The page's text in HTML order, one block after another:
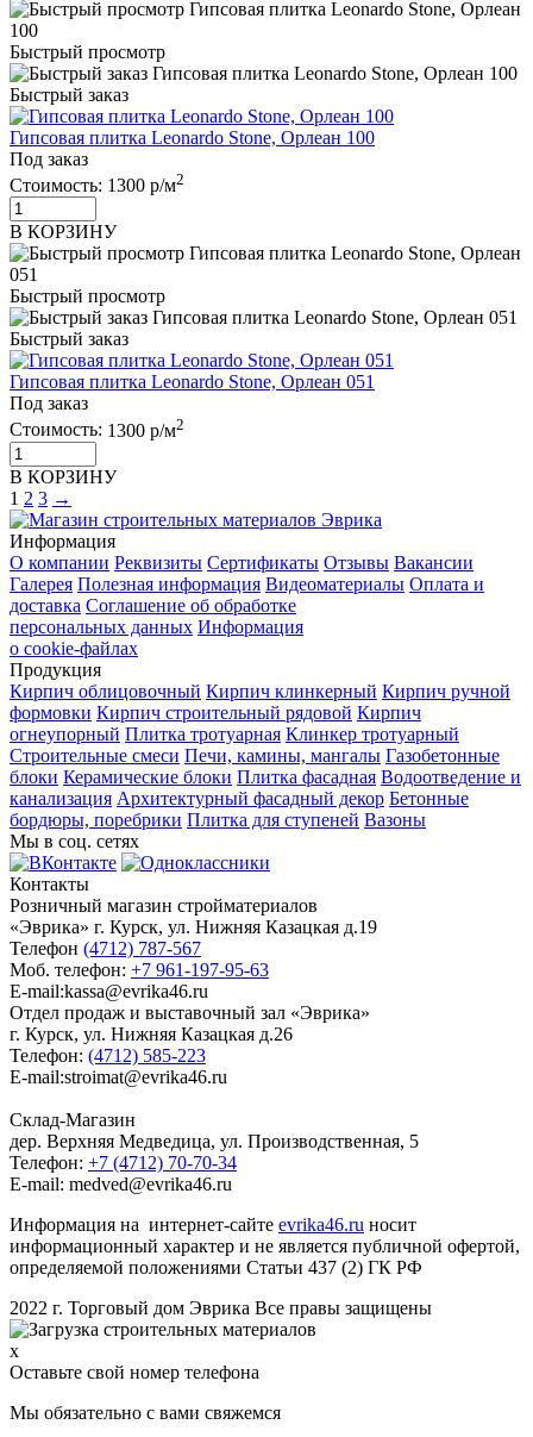
Быстрый просмотр
Быстрый заказ
Гипсовая плитка Leonardo Stone, Орлеан 100
Под заказ
Стоимость: 1300 р/м2
В КОРЗИНУ
Быстрый просмотр
Быстрый заказ
Гипсовая плитка Leonardo Stone, Орлеан 051
Под заказ
Стоимость: 1300 р/м2
В КОРЗИНУ
1 2 3 →
Информация
О компании Реквизиты Сертификаты Отзывы Вакансии
Галерея Полезная информация Видеоматериалы Оплата и
доставка Соглашение об обработке
персональных данных Информация
о cookie-файлах
Продукция
Кирпич облицовочный Кирпич клинкерный Кирпич ручной
формовки Кирпич строительный рядовой Кирпич
огнеупорный Плитка тротуарная Клинкер тротуарный
Строительные смеси Печи, камины, мангалы Газобетонные
блоки Керамические блоки Плитка фасадная Водоотведение и
канализация Архитектурный фасадный декор Бетонные
бордюры, поребрики Плитка для ступеней Вазоны
Мы в соц. сетях
Контакты
Розничный магазин стройматериалов
«Эврика» г. Курск, ул. Нижняя Казацкая д.19
Телефон (4712) 787-567
Моб. телефон: +7 961-197-95-63
E-mail:kassa@evrika46.ru
Отдел продаж и выставочный зал «Эврика»
г. Курск, ул. Нижняя Казацкая д.26
Телефон: (4712) 585-223
E-mail:stroimat@evrika46.ru
Склад-Магазин
дер. Верхняя Медведица, ул. Производственная, 5
Телефон: +7 (4712) 70-70-34
E-mail: medved@evrika46.ru
Информация на интернет-сайте evrika46.ru носит
информационный характер и не является публичной офертой,
определяемой положениями Статьи 437 (2) ГК РФ
2022 г. Торговый дом Эврика Все правы защищены
x
Оставьте свой номер телефона
Мы обязательно с вами свяжемся